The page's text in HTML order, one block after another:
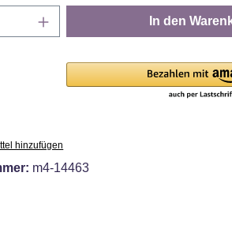
Anzahl: Gib den In den
hinzufügen
m4-14463